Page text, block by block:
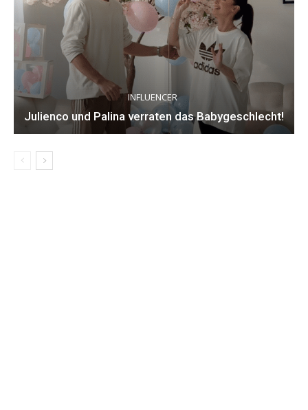
INFLUENCER
Julienco und Palina verraten das Babygeschlecht!